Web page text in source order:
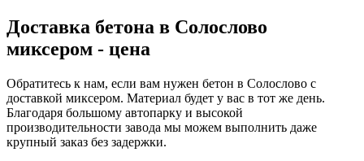
Доставка бетона в Солослово
миксером - цена
Обратитесь к нам, если вам нужен бетон в Солослово с
доставкой миксером. Материал будет у вас в тот же день.
Благодаря большому автопарку и высокой
производительности завода мы можем выполнить даже
крупный заказ без задержки.